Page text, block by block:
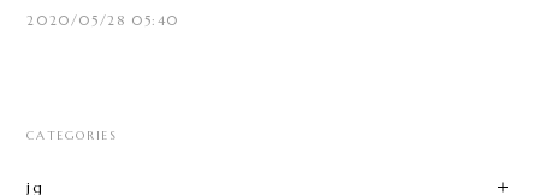
2020/05/28 05:40
CATEGORIES
jg